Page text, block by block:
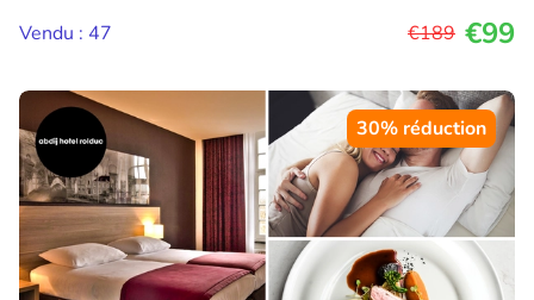
Vendu : 47
€189 €99
30% réduction